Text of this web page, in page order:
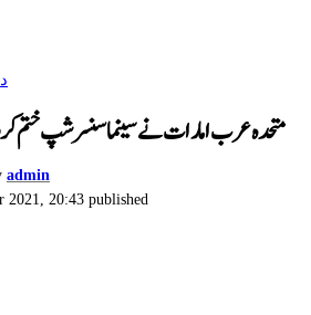
متحدہ عرب امارات نے سینما سنسرشپ ختم
admin
2021, 20:43 published